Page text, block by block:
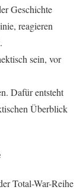
Geschichte
reagieren
sein, vor
Dafür entsteht
Überblick
Total-War-Reihe